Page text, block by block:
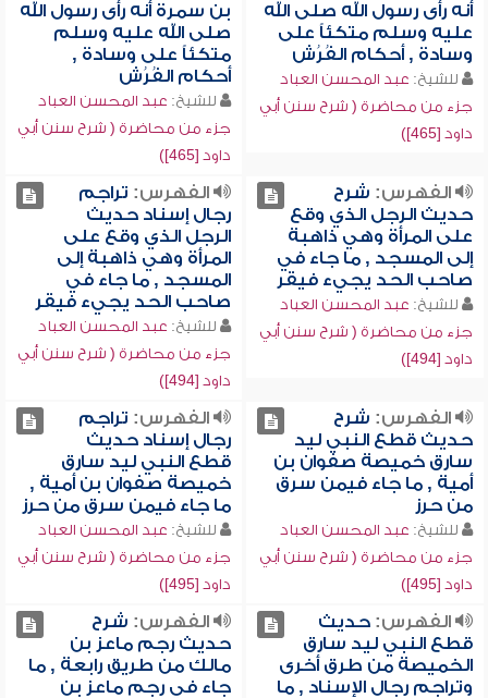
أنه رأى رسول الله صلى الله
عليه وسلم متكئاً على
وسادة , أحكام الفُرُش
للشيخ: عبد المحسن العباد
جزء من محاضرة ( شرح سنن أبي
داود [465])
بن سمرة أنه رأى رسول الله
صلى الله عليه وسلم
متكئاً على وسادة ,
أحكام الفُرُش
للشيخ: عبد المحسن العباد
جزء من محاضرة ( شرح سنن أبي
داود [465])
الفهرس: شرح
حديث الرجل الذي وقع
على المرأة وهي ذاهبة
إلى المسجد , ما جاء في
صاحب الحد يجيء فيقر
للشيخ: عبد المحسن العباد
جزء من محاضرة ( شرح سنن أبي
داود [494])
الفهرس: تراجم
رجال إسناد حديث
الرجل الذي وقع على
المرأة وهي ذاهبة إلى
المسجد , ما جاء في
صاحب الحد يجيء فيقر
للشيخ: عبد المحسن العباد
جزء من محاضرة ( شرح سنن أبي
داود [494])
الفهرس: شرح
حديث قطع النبي ليد
سارق خميصة صفوان بن
أمية , ما جاء فيمن سرق
من حرز
للشيخ: عبد المحسن العباد
جزء من محاضرة ( شرح سنن أبي
داود [495])
الفهرس: تراجم
رجال إسناد حديث
قطع النبي ليد سارق
خميصة صفوان بن أمية ,
ما جاء فيمن سرق من حرز
للشيخ: عبد المحسن العباد
جزء من محاضرة ( شرح سنن أبي
داود [495])
الفهرس:حديث
قطع النبي ليد سارق
الخميصة من طرق أخرى
وتراجم رجال الإسناد , ما
الفهرس: شرح
حديث رجم ماعز بن
مالك من طريق رابعة , ما
جاء في رجم ماعز بن